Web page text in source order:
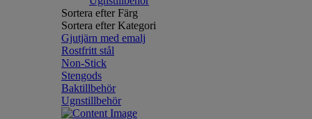
Sortera efter Färg
Sortera efter Kategori
Gjutjärn med emalj
Rostfritt stål
Non-Stick
Stengods
Baktillbehör
Ugnstillbehör